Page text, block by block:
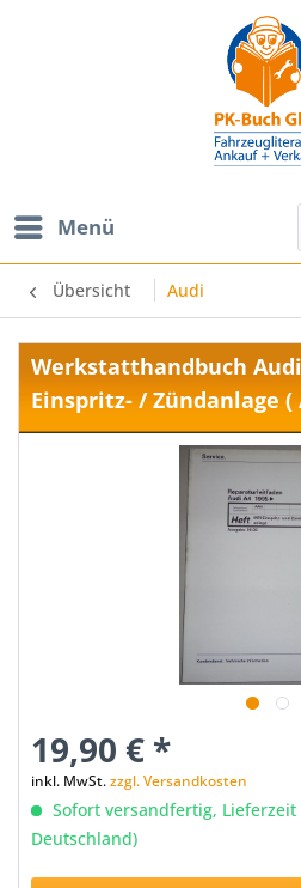
Menü
Übersicht Audi
Werkstatthandbuch Audi
Einspritz- / Zündanlage (
19,90 € *
inkl. MwSt.zzgl. Versandkosten
Sofort versandfertig, Lieferzeit
Deutschland)